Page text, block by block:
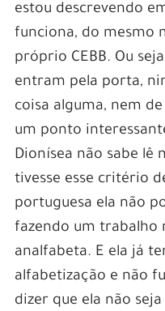
estou descrevendo
funciona, do mesmo
próprio CEBB. Ou
entram pela porta,
coisa alguma, nem
um ponto
Dionísea não sabe lê
tivesse esse critério
portuguesa ela não
fazendo um trabalho
analfabeta. E ela já
alfabetização e não
dizer que ela não